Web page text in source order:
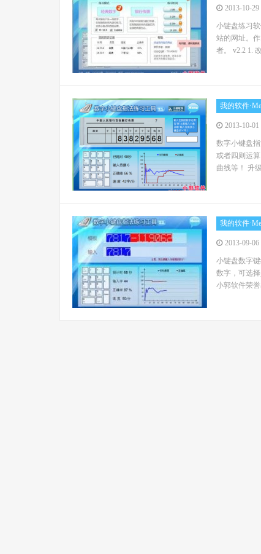
2013-10-29
小键盘练习
站的网址。
者。 v2.2 1.
我的软件·Me
2013-10-01
数字小键盘
或者四则运
曲线等！ 升
我的软件·Me
2013-09-06
小键盘数字
数字，可选
小郭软件荣